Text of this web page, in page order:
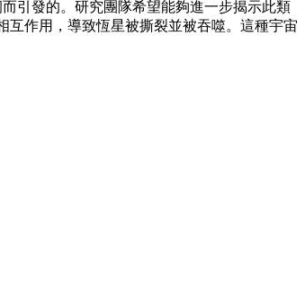
引發的。研究團隊希望能夠進一步揭示此類
作用，導致恆星被撕裂並被吞噬。這種宇宙